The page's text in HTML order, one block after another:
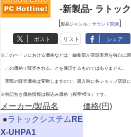
-新製品- ラトッ
[製品ジャンル： サウンド関連]
ポスト リスト シェア
※このページにおける価格などは、編集部が店頭表示を独自に調
この価格で販売されることを保証するものではありません。
実際の販売価格は変動しますので、購入時に各ショップ店頭に
※特記無き価格情報は税込み価格（税率=5％）です。
メーカー/製品名 価格(円)
●ラトックシステム RE
X-UHPA1